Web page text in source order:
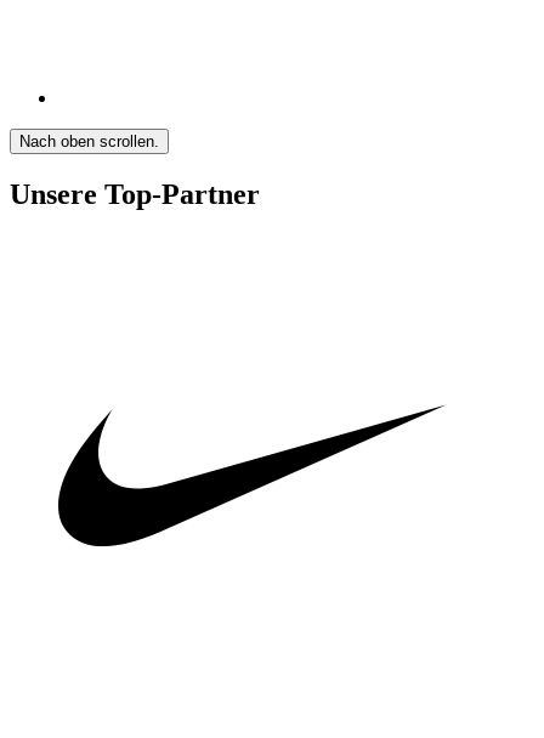
Nach oben scrollen.
Unsere Top-Partner